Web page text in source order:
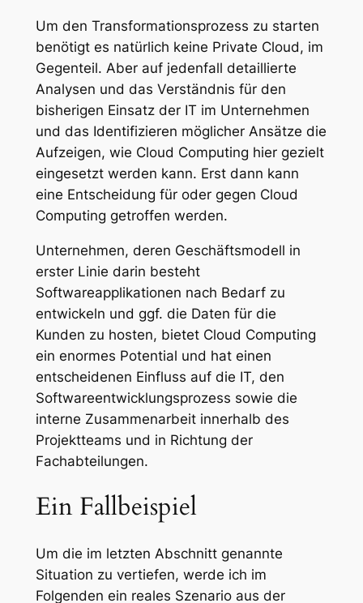
Um den Transformationsprozess zu starten
benötigt es natürlich keine Private Cloud, im
Gegenteil. Aber auf jedenfall detaillierte
Analysen und das Verständnis für den
bisherigen Einsatz der IT im Unternehmen
und das Identifizieren möglicher Ansätze die
Aufzeigen, wie Cloud Computing hier gezielt
eingesetzt werden kann. Erst dann kann
eine Entscheidung für oder gegen Cloud
Computing getroffen werden.
Unternehmen, deren Geschäftsmodell in
erster Linie darin besteht
Softwareapplikationen nach Bedarf zu
entwickeln und ggf. die Daten für die
Kunden zu hosten, bietet Cloud Computing
ein enormes Potential und hat einen
entscheidenen Einfluss auf die IT, den
Softwareentwicklungsprozess sowie die
interne Zusammenarbeit innerhalb des
Projektteams und in Richtung der
Fachabteilungen.
Ein Fallbeispiel
Um die im letzten Abschnitt genannte
Situation zu vertiefen, werde ich im
Folgenden ein reales Szenario aus der